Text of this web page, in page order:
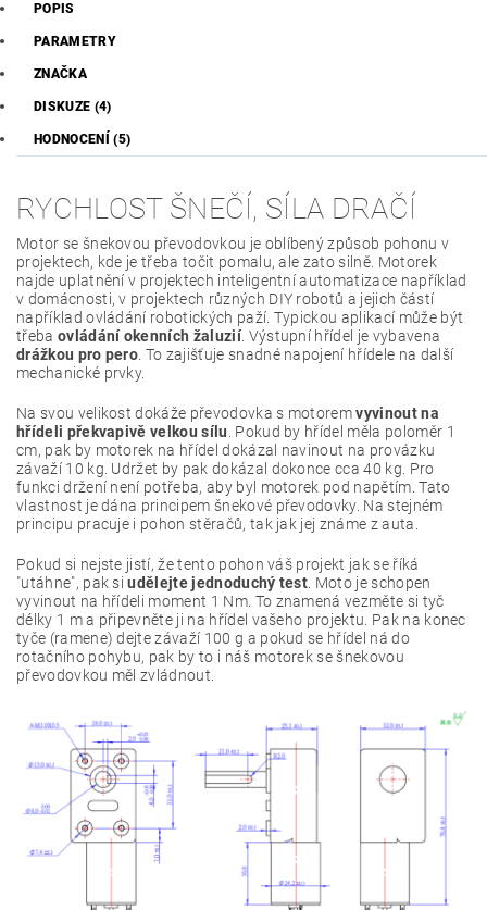
POPIS
PARAMETRY
ZNAČKA
DISKUZE (4)
HODNOCENÍ (5)
RYCHLOST ŠNEČÍ, SÍLA DRAČÍ
Motor se šnekovou převodovkou je oblíbený způsob pohonu v
projektech, kde je třeba točit pomalu, ale zato silně. Motorek
najde uplatnění v projektech inteligentní automatizace například
v domácnosti, v projektech různých DIY robotů a jejich částí
například ovládání robotických paží. Typickou aplikací může být
třeba ovládání okenních žaluzií. Výstupní hřídel je vybavena
drážkou pro pero. To zajišťuje snadné napojení hřídele na další
mechanické prvky.
Na svou velikost dokáže převodovka s motoremvyvinout na
hřídeli překvapivě velkou sílu. Pokud by hřídel měla poloměr 1
cm, pak by motorek na hřídel dokázal navinout na provázku
závaží 10 kg. Udržet by pak dokázal dokonce cca 40 kg. Pro
funkci držení není potřeba, aby byl motorek pod napětím. Tato
vlastnost je dána principem šnekové převodovky. Na stejném
principu pracuje i pohon stěračů, tak jak jej známe z auta.
Pokud si nejste jistí, že tento pohon váš projekt jak se říká
"utáhne", pak siudělejte jednoduchý test. Moto je schopen
vyvinout na hřídeli moment 1 Nm. To znamená vezměte si tyč
délky 1 m a připevněte ji na hřídel vašeho projektu. Pak na konec
tyče (ramene) dejte závaží 100 g a pokud se hřídel ná do
rotačního pohybu, pak by to i náš motorek se šnekovou
převodovkou měl zvládnout.